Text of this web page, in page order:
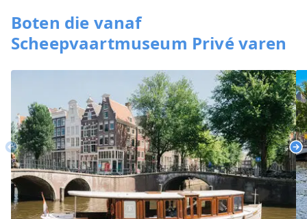
Boten die vanaf
Scheepvaartmuseum Privé varen
Previous